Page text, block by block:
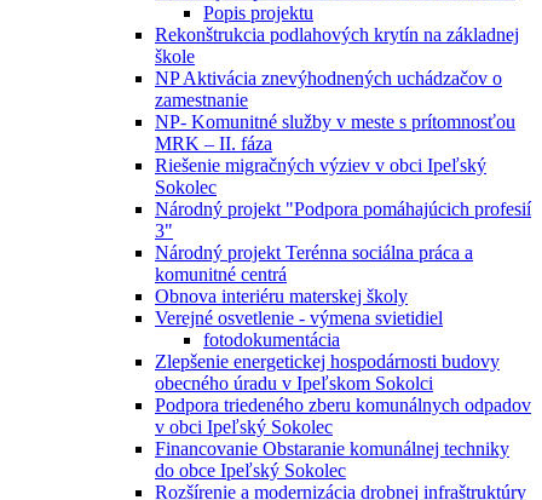
Popis projektu
Rekonštrukcia podlahových krytín na základnej
škole
NP Aktivácia znevýhodnených uchádzačov o
zamestnanie
NP- Komunitné služby v meste s prítomnosťou
MRK – II. fáza
Riešenie migračných výziev v obci Ipeľský
Sokolec
Národný projekt "Podpora pomáhajúcich profesií
3"
Národný projekt Terénna sociálna práca a
komunitné centrá
Obnova interiéru materskej školy
Verejné osvetlenie - výmena svietidiel
fotodokumentácia
Zlepšenie energetickej hospodárnosti budovy
obecného úradu v Ipeľskom Sokolci
Podpora triedeného zberu komunálnych odpadov
v obci Ipeľský Sokolec
Financovanie Obstaranie komunálnej techniky
do obce Ipeľský Sokolec
Rozšírenie a modernizácia drobnej infraštruktúry